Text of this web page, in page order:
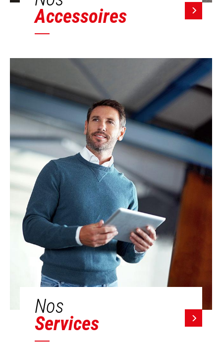
Accessoires
Nos
Services